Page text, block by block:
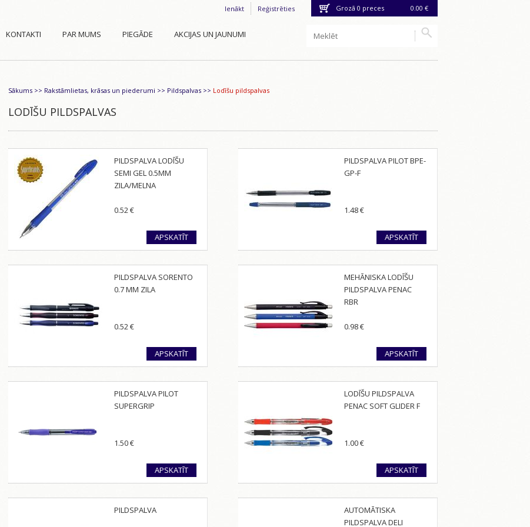
Grozā 0 preces 0.00 €
Ienākt Reģistrēties
KONTAKTI PAR MUMS PIEGĀDE AKCIJAS UN JAUNUMI
Sākums >> Rakstāmlietas, krāsas un piederumi >> Pildspalvas >> Lodīšu pildspalvas
LODĪŠU PILDSPALVAS
PILDSPALVA LODĪŠU
SEMI GEL 0.5MM
ZILA/MELNA
0.52€
APSKATĪT
PILDSPALVA PILOT BPE-
GP-F
1.48€
APSKATĪT
PILDSPALVA SORENTO
0.7 MM ZILA
0.52€
APSKATĪT
MEHĀNISKA LODĪŠU
PILDSPALVA PENAC
RBR
0.98€
APSKATĪT
PILDSPALVA PILOT
SUPERGRIP
1.50€
APSKATĪT
LODĪŠU PILDSPALVA
PENAC SOFT GLIDER F
1.00€
APSKATĪT
PILDSPALVA
AUTOMĀTISKA
PILDSPALVA DELI